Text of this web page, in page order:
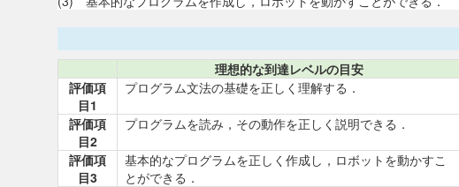
理想的な到達レベルの目安
評価項
目1
プログラム文法の基礎を正しく理解する．
評価項
目2
プログラムを読み，その動作を正しく説明できる．
評価項
目3
基本的なプログラムを正しく作成し，ロボットを動かすこ
とができる．